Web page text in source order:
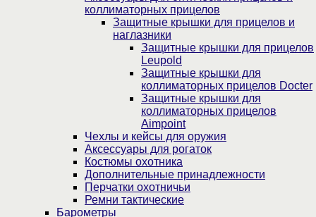
коллиматорных прицелов
Защитные крышки для прицелов и
наглазники
Защитные крышки для прицелов
Leupold
Защитные крышки для
коллиматорных прицелов Docter
Защитные крышки для
коллиматорных прицелов
Aimpoint
Чехлы и кейсы для оружия
Аксессуары для рогаток
Костюмы охотника
Дополнительные принадлежности
Перчатки охотничьи
Ремни тактические
Барометры